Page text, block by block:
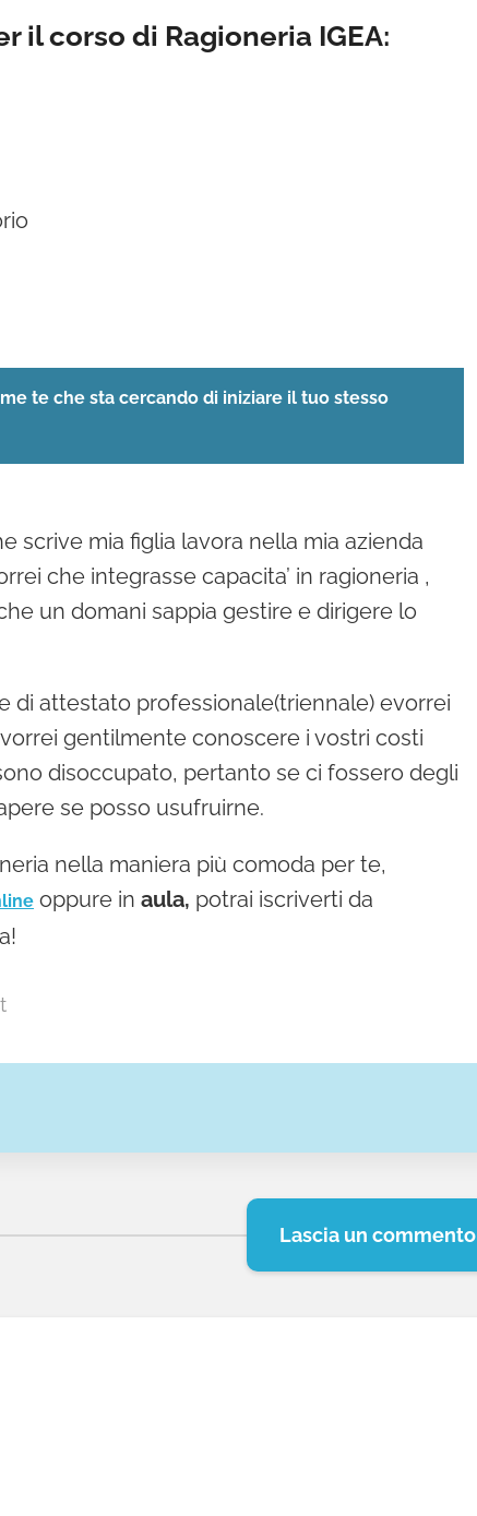
il corso di Ragioneria IGEA:
te che sta cercando di iniziare il tuo stesso
scrive mia figlia lavora nella mia azienda
che integrasse capacita’ in ragioneria ,
un domani sappia gestire e dirigere lo
di attestato professionale(triennale) evorrei
gentilmente conoscere i vostri costi
disoccupato, pertanto se ci fossero degli
se posso usufruirne.
nella maniera più comoda per te,
oppure in aula, potrai iscriverti da
Lascia un commento